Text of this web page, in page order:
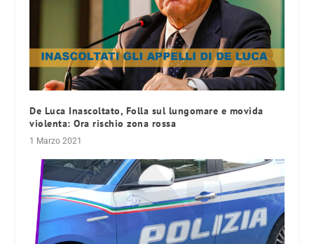
De Luca Inascoltato, Folla sul lungomare e movida
violenta: Ora rischio zona rossa
1 Marzo 2021